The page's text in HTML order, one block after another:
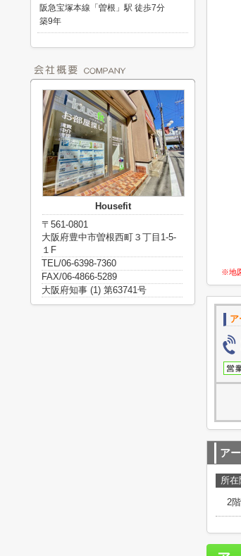
※地
ア
所在
2階
阪急宝塚本線「曽根」駅 徒歩7分
築9年
Housefit
〒561-0801
大阪府豊中市曽根西町３丁目1-5-
１F
TEL/06-6398-7360
FAX/06-4866-5289
大阪府知事 (1) 第63741号